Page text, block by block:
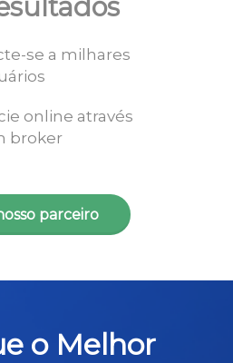
se a milhares
online através
broker
parceiro
o Melhor